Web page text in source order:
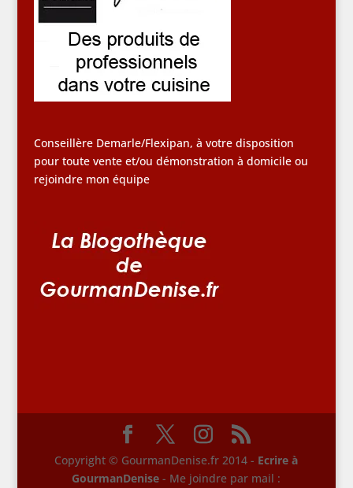
Conseillère Demarle/Flexipan, à votre disposition
pour toute vente et/ou démonstration à domicile ou
rejoindre mon équipe
Copyright © GourmanDenise.fr 2014 - Ecrire à
GourmanDenise- Me joindre par mail :